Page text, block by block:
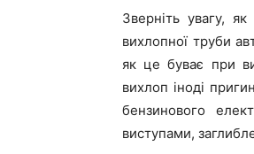
Зверніть увагу,
вихлопної труби
як це буває при
вихлоп іноді
бензинового
виступами,